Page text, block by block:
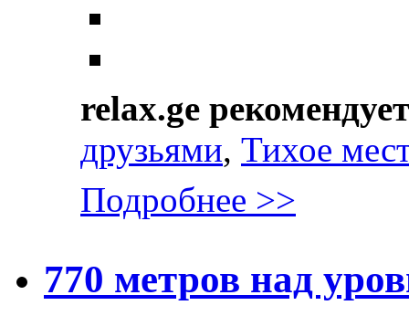
relax.ge рекомендует
друзьями, Тихое
Подробнее >>
770 метров над